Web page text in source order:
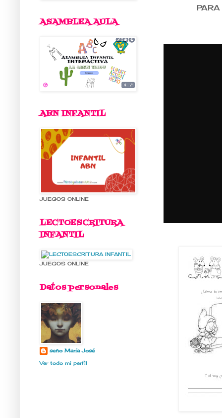
ASAMBLEA AULA
ABN INFANTIL
JUEGOS ONLINE
LECTOESCRITURA
INFANTIL
JUEGOS ONLINE
Datos personales
seño María José
Ver todo mi perfil